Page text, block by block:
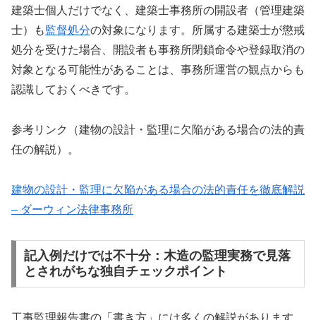
建築士個人だけでなく、建築士事務所の開設者（管理建築
士）も監督処分の対象になります。所属する建築士が懲戒
処分を受けた場合、開設者も事務所閉鎖命令や登録取消の
対象となる可能性があることは、事務所運営の観点からも
認識しておくべきです。
参考リンク（建物の設計・監理に欠陥がある場合の法的責
任の解説）。
建物の設計・監理に欠陥がある場合の法的責任を徹底解説
– ダーウィン法律事務所
記入例だけでは不十分：木造の監理実務で見落
とされがちな独自チェックポイント